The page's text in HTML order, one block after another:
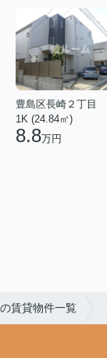
豊島区長崎２丁目
1K (24.84㎡)
8.8万円
賃貸物件一覧